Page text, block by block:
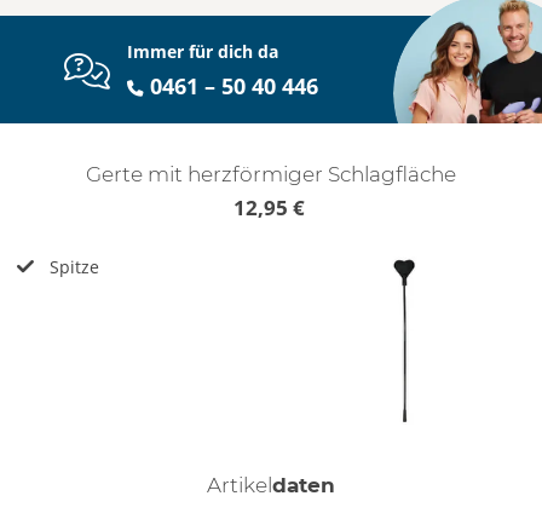
Immer für dich da
0461 – 50 40 446
Gerte mit herzförmiger Schlagfläche
12,95 €
Spitze
Artikel daten